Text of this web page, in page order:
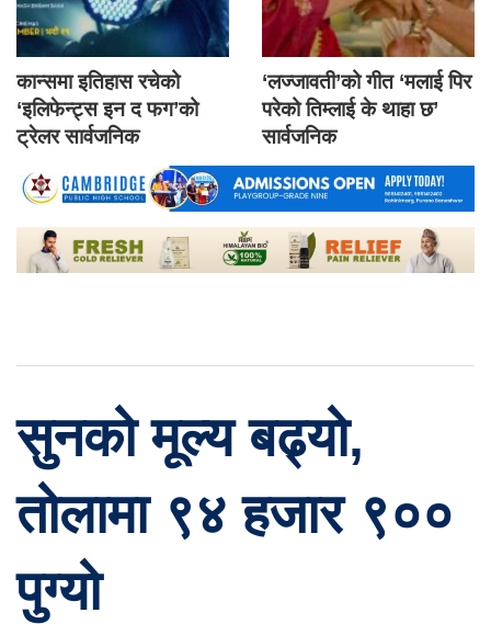
कान्समा इतिहास रचेको
‘इलिफेन्ट्स इन द फग’को
ट्रेलर सार्वजनिक
‘लज्जावती’को गीत ‘मलाई पिर
परेको तिम्लाई के थाहा छ’
सार्वजनिक
सुनको मूल्य बढ्यो,
तोलामा ९४ हजार ९००
पुग्यो